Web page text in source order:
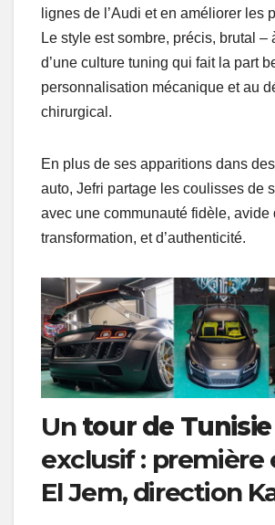
lignes de l’Audi et en améliorer les
Le style est sombre, précis, brutal –
d’une culture tuning qui fait la part
personnalisation mécanique et au
chirurgical.
En plus de ses apparitions dans
auto, Jefri partage les coulisses de
avec une communauté fidèle, avide
transformation, et d’authenticité.
Un tour de Tunisie
exclusif : première
El Jem, direction